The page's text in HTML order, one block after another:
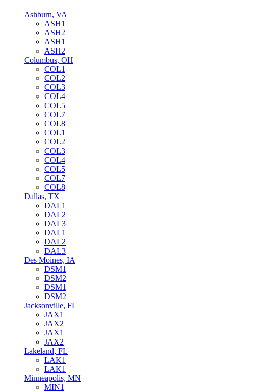
Ashburn, VA
ASH1
ASH2
ASH1
ASH2
Columbus, OH
COL1
COL2
COL3
COL4
COL5
COL7
COL8
COL1
COL2
COL3
COL4
COL5
COL7
COL8
Dallas, TX
DAL1
DAL2
DAL3
DAL1
DAL2
DAL3
Des Moines, IA
DSM1
DSM2
DSM1
DSM2
Jacksonville, FL
JAX1
JAX2
JAX1
JAX2
Lakeland, FL
LAK1
LAK1
Minneapolis, MN
MIN1